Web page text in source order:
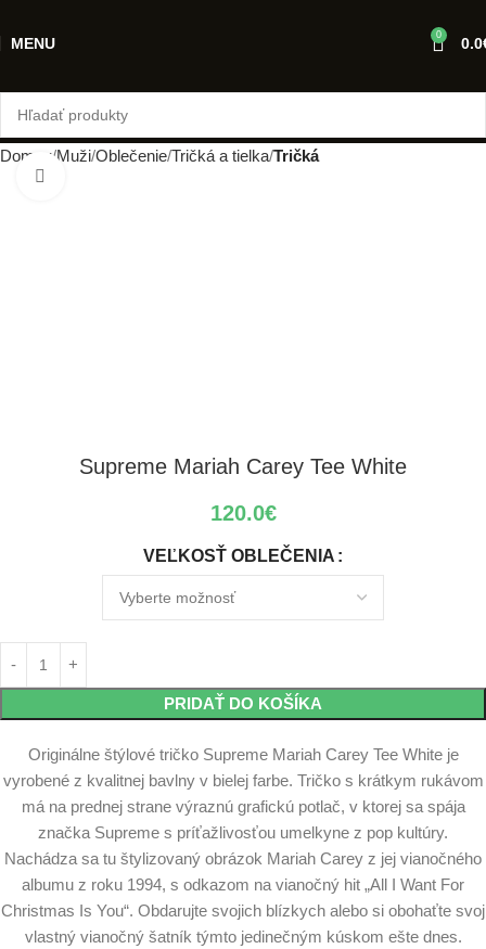
MENU 0 0.0
Domov Muži Oblečenie Tričká a tielka Tričká
Supreme Mariah Carey Tee White
120.0€
VEĽKOSŤ OBLEČENIA
PRIDAŤ DO KOŠÍKA
Originálne štýlové tričko Supreme Mariah Carey Tee White je
vyrobené z kvalitnej bavlny v bielej farbe. Tričko s krátkym rukávom
má na prednej strane výraznú grafickú potlač, v ktorej sa spája
značka Supreme s príťažlivosťou umelkyne z pop kultúry.
Nachádza sa tu štylizovaný obrázok Mariah Carey z jej vianočného
albumu z roku 1994, s odkazom na vianočný hit „All I Want For
Christmas Is You“. Obdarujte svojich blízkych alebo si obohaťte svoj
vlastný vianočný šatník týmto jedinečným kúskom ešte dnes.